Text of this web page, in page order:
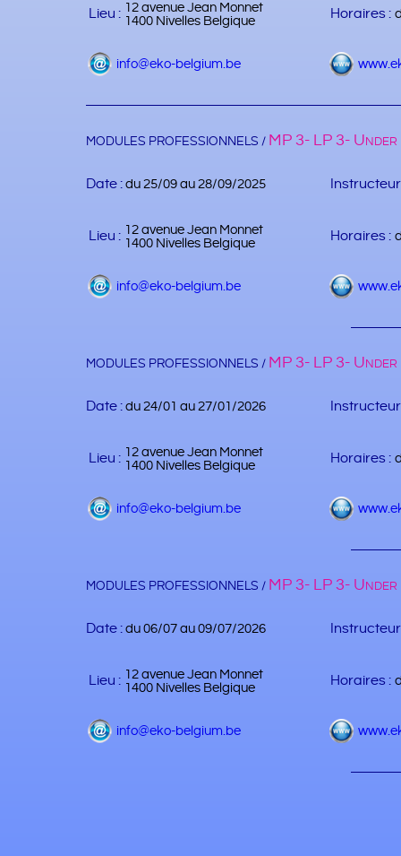
Lieu : 12 avenue Jean Monnet
1400 Nivelles Belgique
Horaires :
info@eko-belgium.be
MODULES PROFESSIONNELS / MP 3- LP 3- Under
Date : du 25/09 au 28/09/2025
Lieu : 12 avenue Jean Monnet
1400 Nivelles Belgique
Horaires :
info@eko-belgium.be
MODULES PROFESSIONNELS / MP 3- LP 3- Under
Date : du 24/01 au 27/01/2026
Lieu : 12 avenue Jean Monnet
1400 Nivelles Belgique
Horaires :
info@eko-belgium.be
MODULES PROFESSIONNELS / MP 3- LP 3- Under
Date : du 06/07 au 09/07/2026
Lieu : 12 avenue Jean Monnet
1400 Nivelles Belgique
Horaires :
info@eko-belgium.be